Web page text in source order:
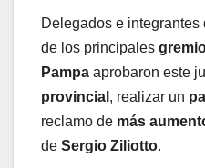
Delegados e
de los principales
Pampa aprobaron este
provincial , realizar un
reclamo de más
de Sergio Ziliotto.